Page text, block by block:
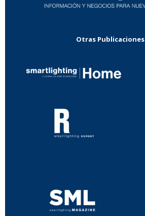
Otras Publicaciones